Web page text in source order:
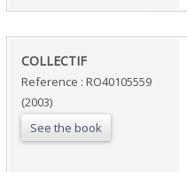
‎COLLECTIF‎
Reference : RO40105559
(2003)
See the book